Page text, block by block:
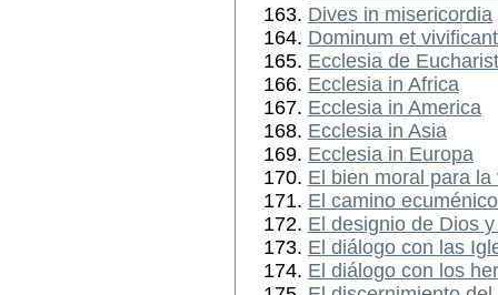
Dives in misericordia
Dominum et
Ecclesia de
Ecclesia in Africa
Ecclesia in America
Ecclesia in Asia
Ecclesia in Europa
El bien moral para
El camino
El designio de Dios
El diálogo con las
El diálogo con los